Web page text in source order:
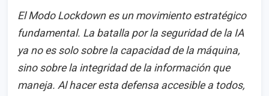
El Modo Lockdown es un movimiento estratégico
fundamental. La batalla por la seguridad de la IA
ya no es solo sobre la capacidad de la máquina,
sino sobre la integridad de la información que
maneja. Al hacer esta defensa accesible a todos,